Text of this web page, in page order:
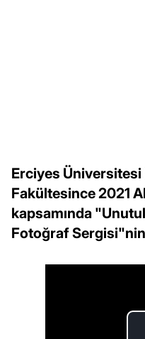
Erciyes Üniversitesi
Fakültesince 2021
kapsamında
Fotoğraf Sergisi"nin